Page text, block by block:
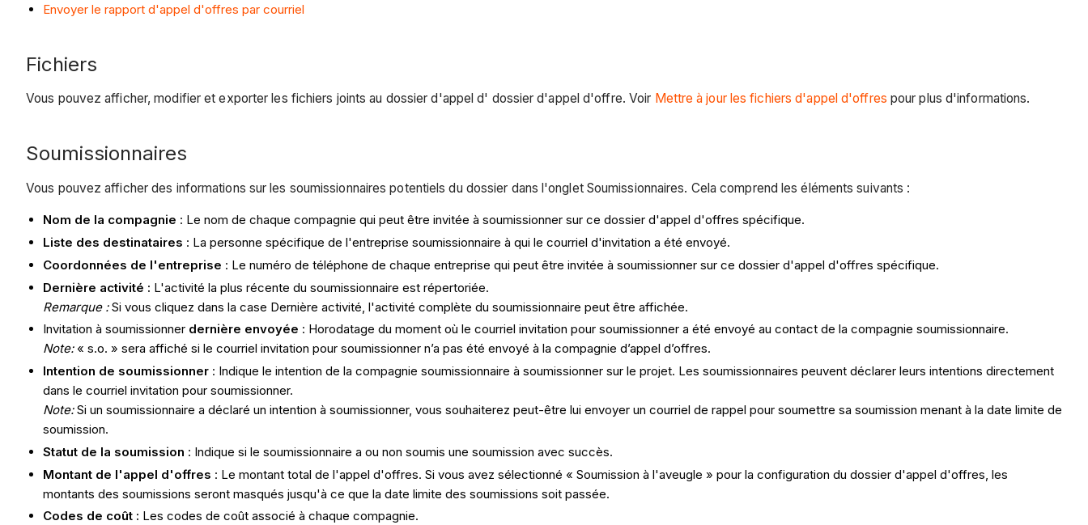
Envoyer le rapport d'appel d'offres par courriel
Fichiers
Vous pouvez afficher, modifier et exporter les fichiers joints au dossier d'appel d' dossier d'appel d'offre. Voir Mettre à jour les fichiers d'appel d'offres pour plus d'informations.
Soumissionnaires
Vous pouvez afficher des informations sur les soumissionnaires potentiels du dossier dans l'onglet Soumissionnaires. Cela comprend les éléments suivants :
Nom de la compagnie : Le nom de chaque compagnie qui peut être invitée à soumissionner sur ce dossier d'appel d'offres spécifique.
Liste des destinataires : La personne spécifique de l'entreprise soumissionnaire à qui le courriel d'invitation a été envoyé.
Coordonnées de l'entreprise : Le numéro de téléphone de chaque entreprise qui peut être invitée à soumissionner sur ce dossier d'appel d'offres spécifique.
Dernière activité : L'activité la plus récente du soumissionnaire est répertoriée.
Remarque :Si vous cliquez dans la case Dernière activité, l'activité complète du soumissionnaire peut être affichée.
Invitation à soumissionner dernière envoyée : Horodatage du moment où le courriel invitation pour soumissionner a été envoyé au contact de la compagnie soumissionnaire.
Note:« s.o. » sera affiché si le courriel invitation pour soumissionner n’a pas été envoyé à la compagnie d’appel d’offres.
Intention de soumissionner : Indique le intention de la compagnie soumissionnaire à soumissionner sur le projet. Les soumissionnaires peuvent déclarer leurs intentions directement
dans le courriel invitation pour soumissionner.
Note:Si un soumissionnaire a déclaré un intention à soumissionner, vous souhaiterez peut-être lui envoyer un courriel de rappel pour soumettre sa soumission menant à la date limite de
soumission.
Statut de la soumission : Indique si le soumissionnaire a ou non soumis une soumission avec succès.
Montant de l'appel d'offres : Le montant total de l'appel d'offres. Si vous avez sélectionné « Soumission à l'aveugle » pour la configuration du dossier d'appel d'offres, les
montants des soumissions seront masqués jusqu'à ce que la date limite des soumissions soit passée.
Codes de coût : Les codes de coût associé à chaque compagnie.